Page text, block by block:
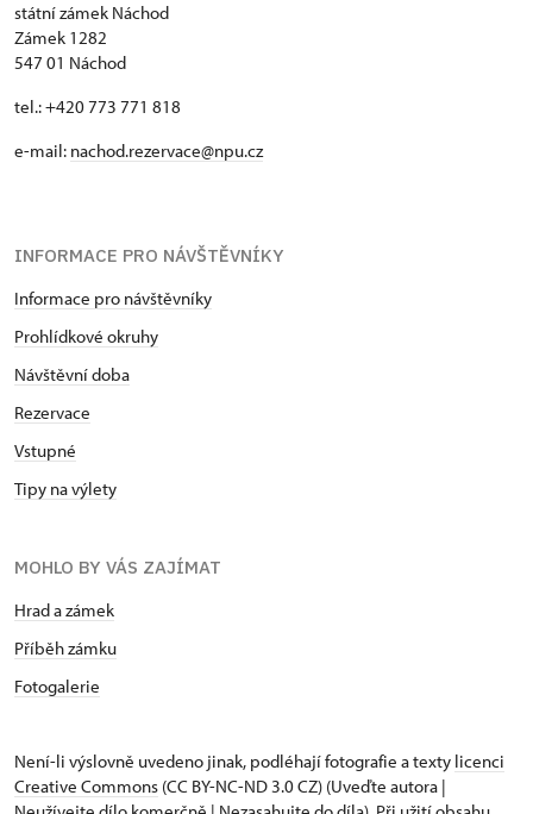
státní zámek Náchod
Zámek 1282
547 01 Náchod
tel.: +420 773 771 818
e-mail: nachod.rezervace@npu.cz
INFORMACE PRO NÁVŠTĚVNÍKY
Informace pro návštěvníky
Prohlídkové okruhy
Návštěvní doba
Rezervace
Vstupné
Tipy na výlety
MOHLO BY VÁS ZAJÍMAT
Hrad a zámek
Příběh zámku
Fotogalerie
Není-li výslovně uvedeno jinak, podléhají fotografie a texty licenci
Creative Commons (CC BY-NC-ND 3.0 CZ) (Uveďte autora |